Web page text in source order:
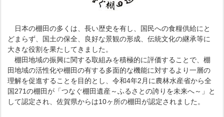
日本の棚田の多くは、長い歴史を有し、国民への食糧供給にと
どまらず、国土の保全、良好な景観の形成、伝統文化の継承等に
大きな役割を果たしてきました。
棚田地域の振興に関する取組みを積極的に評価することで、棚
田地域の活性化や棚田の有する多面的な機能に対するより一層の
理解を促進することを目的とし、令和4年2月に農林水産省から全
国271の棚田が「つなぐ棚田遺産～ふるさとの誇りを未来へ～」と
して認定され、佐賀県からは10ヶ所の棚田が認定されました。